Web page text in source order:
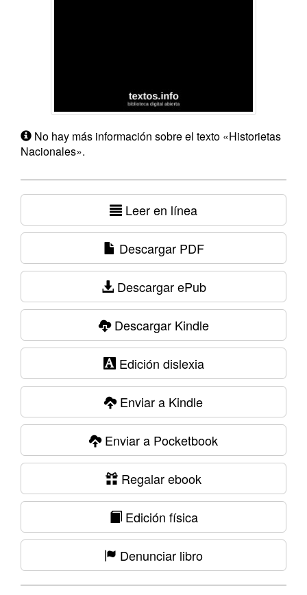
No hay más información sobre el texto «Historietas
Nacionales».
Leer en línea
Descargar PDF
Descargar ePub
Descargar Kindle
Edición dislexia
Enviar a Kindle
Enviar a Pocketbook
Regalar ebook
Edición física
Denunciar libro